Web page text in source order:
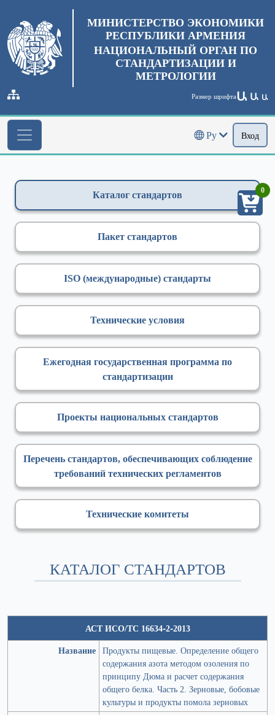
МИНИСТЕРСТВО ЭКОНОМИКИ
РЕСПУБЛИКИ АРМЕНИЯ
НАЦИОНАЛЬНЫЙ ОРГАН ПО
СТАНДАРТИЗАЦИИ И
МЕТРОЛОГИИ
Размер шрифтаԱ Ա Ա
Ру Вход
Каталог стандартов
Пакет стандартов
ISO (международные) стандарты
Технические условия
Ежегодная государственная программа по
стандартизации
Проекты национальных стандартов
Перечень стандартов, обеспечивающих соблюдение
требований технических регламентов
Технические комитеты
КАТАЛОГ СТАНДАРТОВ
АСТ ИСО/ТС 16634-2-2013
Название Продукты пищевые. Определение общего
содержания азота методом озоления по
принципу Дюма и расчет содержания
общего белка. Часть 2. Зерновые, бобовые
культуры и продукты помола зерновых
0